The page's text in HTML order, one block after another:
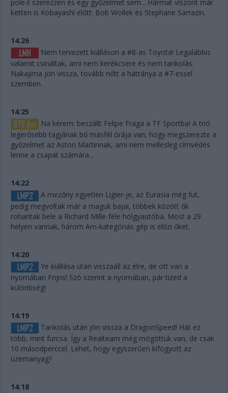
pole-t szerezzen és egy győzelmet sem... Hármat viszont már
ketten is Kobayashi előtt: Bob Wollek és Stephane Sarrazin.
14:26
Nem tervezett kiálláson a #8-as Toyota! Legalábbis
valamit csináltak, ami nem kerékcsere és nem tankolás.
Nakajima jön vissza, tovább nőtt a hátránya a #7-essel
szemben.
14:25
Na kérem: beszállt Felipe Fraga a TF Sportba! A trió
legerősebb tagjának bő másfél órája van, hogy megszerezte a
győzelmet az Aston Martinnak, ami nem mellesleg címvédés
lenne a csapat számára...
14:22
A mezőny egyetlen Ligier-je, az Eurasia még fut,
pedig megvoltak már a maguk bajai, többek között ők
rohantak bele a Richard Mille-féle hölgyautóba. Most a 29.
helyen vannak, három Am-kategóriás gép is előzi őket.
14:20
Ye kiállása után visszaáll az élre, de ott van a
nyomában Frijns! Szó szerint a nyomában, pár tized a
különbség!
14:19
Tankolás után jön vissza a DragonSpeed! Hát ez
több, mint furcsa. Így a Realteam még mögöttük van, de csak
10 másodperccel. Lehet, hogy egyszerűen kifogyott az
üzemanyag?
14:18